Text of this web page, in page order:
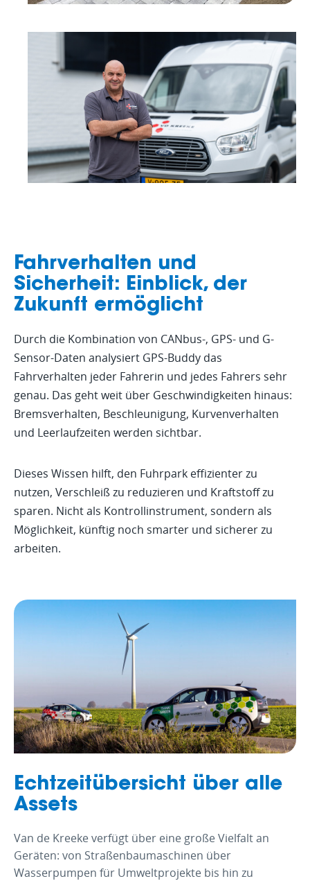
Fahrverhalten und
Sicherheit: Einblick, der
Zukunft ermöglicht
Durch die Kombination von CANbus-, GPS- und G-
Sensor-Daten analysiert GPS-Buddy das
Fahrverhalten jeder Fahrerin und jedes Fahrers sehr
genau. Das geht weit über Geschwindigkeiten hinaus:
Bremsverhalten, Beschleunigung, Kurvenverhalten
und Leerlaufzeiten werden sichtbar.
Dieses Wissen hilft, den Fuhrpark effizienter zu
nutzen, Verschleiß zu reduzieren und Kraftstoff zu
sparen. Nicht als Kontrollinstrument, sondern als
Möglichkeit, künftig noch smarter und sicherer zu
arbeiten.
Echtzeitübersicht über alle
Assets
Van de Kreeke verfügt über eine große Vielfalt an
Geräten: von Straßenbaumaschinen über
Wasserpumpen für Umweltprojekte bis hin zu